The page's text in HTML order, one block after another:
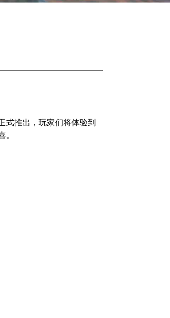
式推出，玩家们将体验到
。